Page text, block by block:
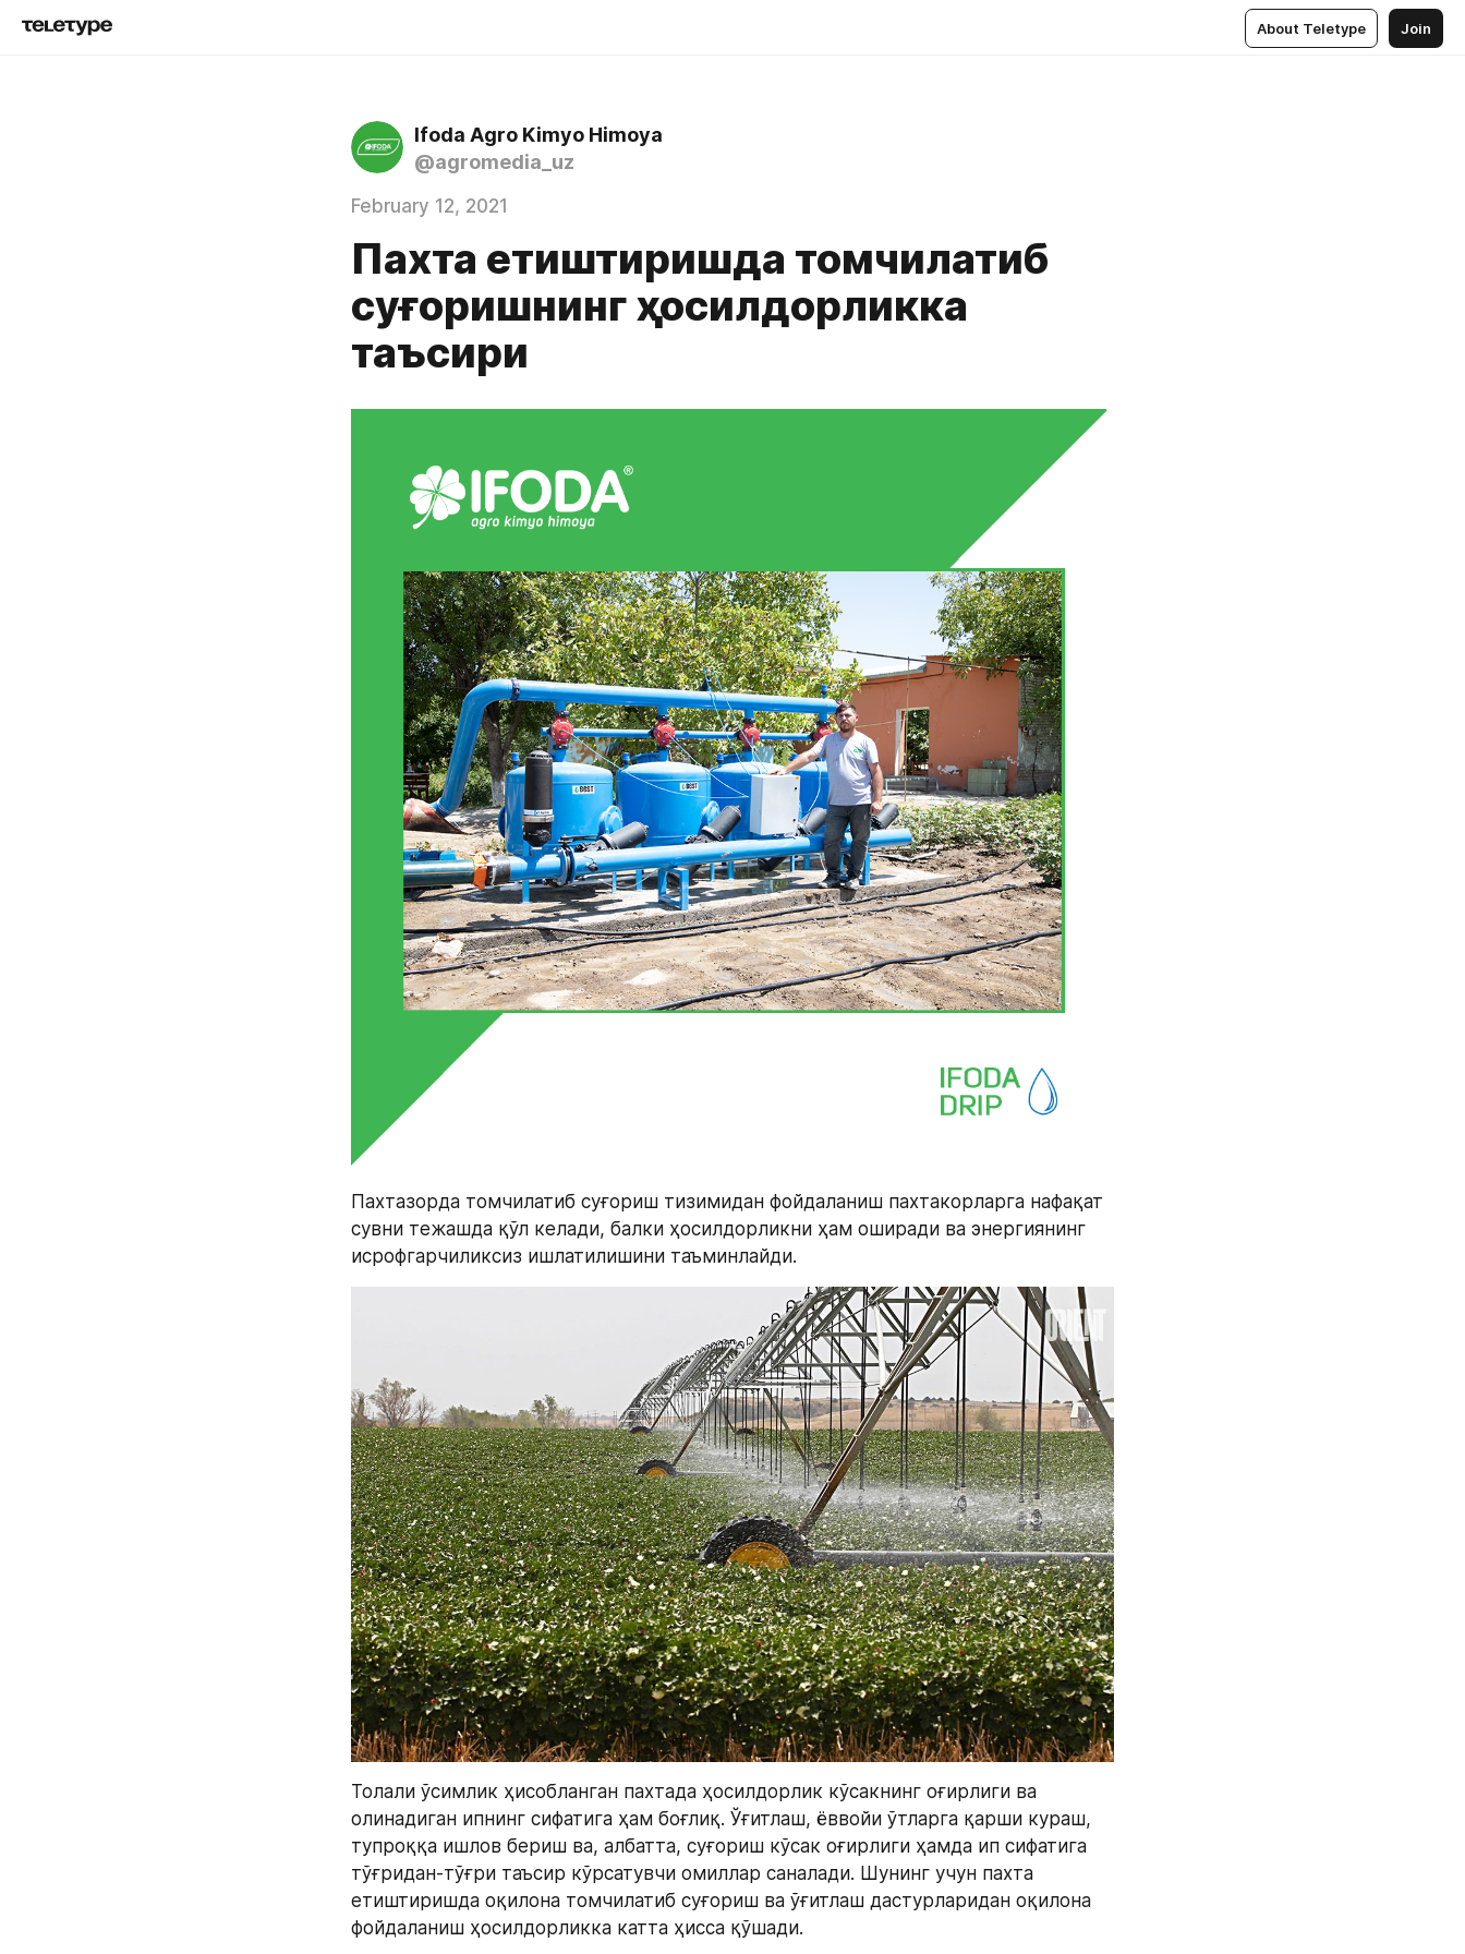
About Teletype Join
Ifoda Agro Kimyo Himoya
@agromedia_uz
February 12, 2021
Пахта етиштиришда томчилатиб
суғоришнинг ҳосилдорликка
таъсири
Пахтазорда томчилатиб суғориш тизимидан фойдаланиш пахтакорларга нафақат
сувни тежашда қўл келади, балки ҳосилдорликни ҳам оширади ва энергиянинг
исрофгарчиликсиз ишлатилишини таъминлайди.
Толали ўсимлик ҳисобланган пахтада ҳосилдорлик кўсакнинг оғирлиги ва
олинадиган ипнинг сифатига ҳам боғлиқ. Ўғитлаш, ёввойи ўтларга қарши кураш,
тупроққа ишлов бериш ва, албатта, суғориш кўсак оғирлиги ҳамда ип сифатига
тўғридан-тўғри таъсир кўрсатувчи омиллар саналади. Шунинг учун пахта
етиштиришда оқилона томчилатиб суғориш ва ўғитлаш дастурларидан оқилона
фойдаланиш ҳосилдорликка катта ҳисса қўшади.